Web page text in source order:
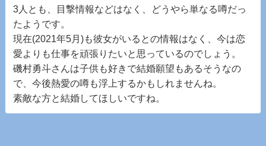
3人とも、目撃情報などはなく、どうやら単なる噂だっ
たようです。
現在(2021年5月)も彼女がいるとの情報はなく、今は恋
愛よりも仕事を頑張りたいと思っているのでしょう。
磯村勇斗さんは子供も好きで結婚願望もあるそうなの
で、今後熱愛の噂も浮上するかもしれませんね。
素敵な方と結婚してほしいですね。